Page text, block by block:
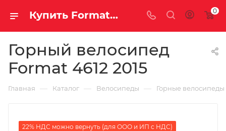
Купить Format 4612 2015 за рублей, а со скидкой 0
Горный велосипед
Format 4612 2015
Главная — Каталог — Велосипеды — Горные велосипеды
22% НДС можно вернуть (для ООО и ИП с НДС)